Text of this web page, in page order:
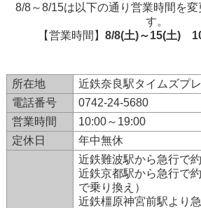
8/8～8/15は以下の通り営業時間を変
す。
【営業時間】 8/8(土)～15(土)
所在地
近鉄奈良駅タイムズプ
電話番号
0742-24-5680
営業時間
10:00～19:00
定休日
年中無休
近鉄難波駅から急行で
近鉄京都駅から急行で
で乗り換え）
近鉄橿原神宮前駅より